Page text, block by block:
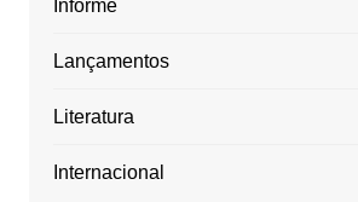
Informe
Lançamentos
Literatura
Internacional